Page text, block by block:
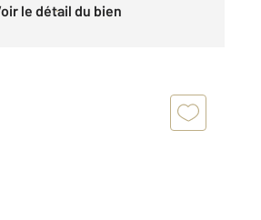
Voir le détail du bien